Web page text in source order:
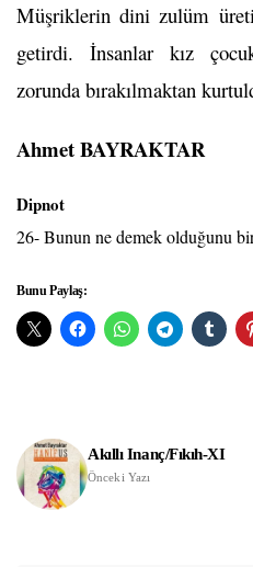
Müşriklerin dini zulüm
getirdi. İnsanlar kız
zorunda bırakılmaktan
Ahmet BAYRAKTAR
Dipnot
26- Bunun ne demek olduğunu
Bunu Paylaş:
Akıllı Inanç/Fıkıh-XI
Önceki Yazı